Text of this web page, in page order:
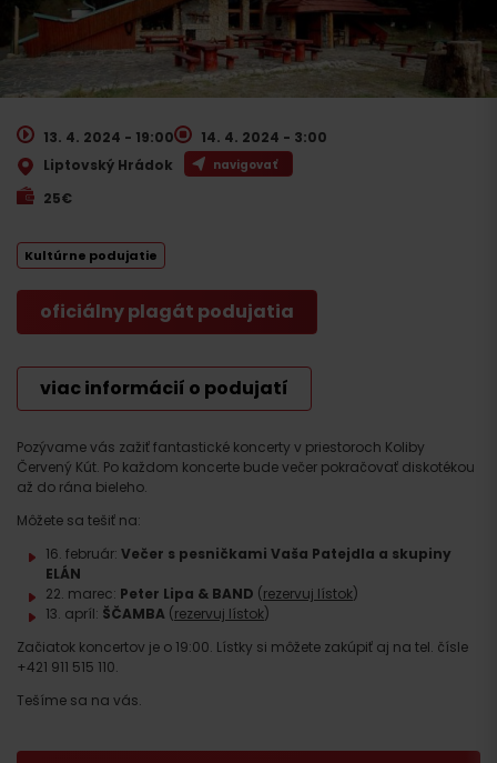
Pozývame vás zažiť fantastické koncerty v priestoroch Koliby
Červený Kút. Po každom koncerte bude večer pokračovať diskotékou
až do rána bieleho.
Môžete sa tešiť na:
16. február: Večer s pesničkami Vaša Patejdla a skupiny
ELÁN
22. marec: Peter Lipa & BAND (rezervuj lístok)
13. apríl: ŠČAMBA (rezervuj lístok)
Začiatok koncertov je o 19:00. Lístky si môžete zakúpiť aj na tel. čísle
+421 911 515 110.
Tešíme sa na vás.
13. 4. 2024 - 19:00
14. 4. 2024 - 3:00
Liptovský Hrádok
navigovať
25€
Kultúrne podujatie
oficiálny plagát podujatia
viac informácií o podujatí